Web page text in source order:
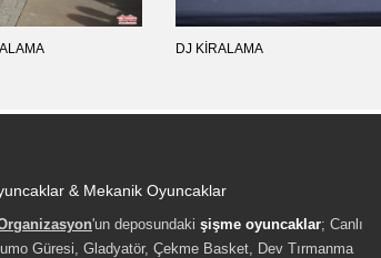
DJ KIRALAMA
& Mekanik Oyuncaklar
'un deposundaki şişme oyuncaklar; Canlı
Güresi, Gladyatör, Çekme Basket, Dev Tırmanma